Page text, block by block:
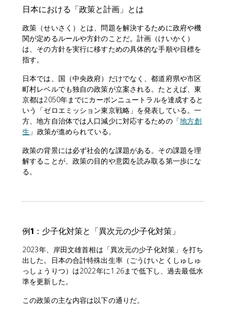
日本における「政策と計画」とは
政策（せいさく）とは、問題を解決するために政府や機
関が定めるルールや方針のことだ。計画（けいかく）
は、その方針を実行に移すための具体的な手順や目標を
指す。
日本では、国（中央政府）だけでなく、都道府県や市区
町村レベルでも独自の政策が立案される。たとえば、東
京都は2050年までにカーボンニュートラルを達成すると
いう「ゼロエミッション東京戦略」を発表している。一
方、地方自治体では人口減少に対応するための「地方創
生 」政策が進められている。
政策の背景には必ず社会的な課題がある。その課題を理
解することが、政策の目的や意図を読み取る第一歩にな
る。
例1：少子化対策と「異次元の少子化対策」
2023年、岸田文雄首相は「異次元の少子化対策」を打ち
出した。日本の合計特殊出生率（ごうけいとくしゅしゅ
っしょうりつ）は2022年に1.26まで低下し、過去最低水
準を更新した。
この政策の主な内容は以下の通りだ。